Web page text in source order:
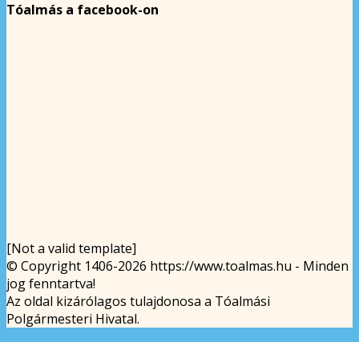
Tóalmás a facebook-on
[Not a valid template]
© Copyright 1406-2026 https://www.toalmas.hu - Minden
jog fenntartva!
Az oldal kizárólagos tulajdonosa a Tóalmási
Polgármesteri Hivatal.